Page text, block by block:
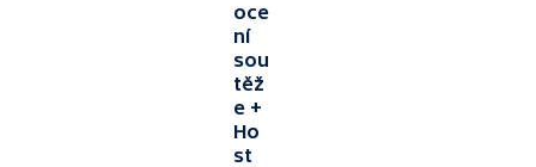
oce
ní
sou
těž
e +
Ho
st